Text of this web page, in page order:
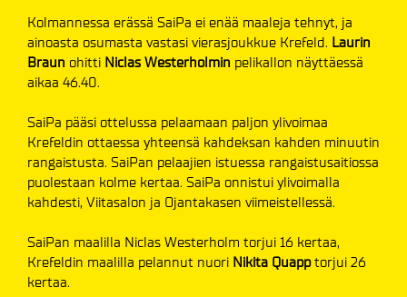
Kolmannessa erässä SaiPa ei enää maaleja tehnyt, ja
ainoasta osumasta vastasi vierasjoukkue Krefeld. Laurin
Braun ohitti Niclas Westerholmin pelikallon näyttäessä
aikaa 46.40.
SaiPa pääsi ottelussa pelaamaan paljon ylivoimaa
Krefeldin ottaessa yhteensä kahdeksan kahden minuutin
rangaistusta. SaiPan pelaajien istuessa rangaistusaitiossa
puolestaan kolme kertaa. SaiPa onnistui ylivoimalla
kahdesti, Viitasalon ja Ojantakasen viimeistellessä.
SaiPan maalilla Niclas Westerholm torjui 16 kertaa,
Krefeldin maalilla pelannut nuori Nikita Quapptorjui 26
kertaa.